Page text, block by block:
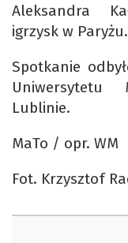
Aleksandra
igrzysk w Paryżu.
Spotkanie
Uniwersytetu
Lublinie.
MaTo / opr. WM
Fot. Krzysztof